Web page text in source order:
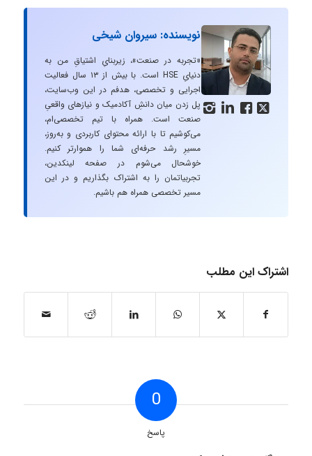
   
نویسنده: سیروان شیخی
«تجربه در صنعت»، زیربنایِ اشتیاقِ من به
دنیایِ HSE است. با بیش از ۱۳ سال فعالیت
اجرایی و تخصصی، هدفم در این وب‌سایت،
پل زدن میان دانشِ آکادمیک و نیازهای واقعیِ
صنعت است. همراه با تیم تخصصی‌ام،
می‌کوشیم تا با ارائه محتوای کاربردی و به‌روز،
مسیرِ رشد حرفه‌ای شما را هموارتر کنیم.
خوشحال می‌شوم در صفحه لینکدین،
تجربیاتمان را به اشتراک بگذاریم و در این
مسیر تخصصی همراه هم باشیم.
اشتراک این مطلب
0
پاسخ